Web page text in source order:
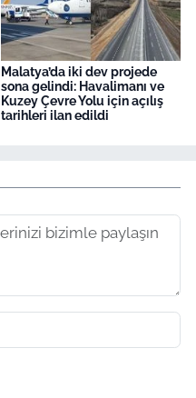
Malatya’da iki dev projede
sona gelindi: Havalimanı ve
Kuzey Çevre Yolu için açılış
tarihleri ilan edildi